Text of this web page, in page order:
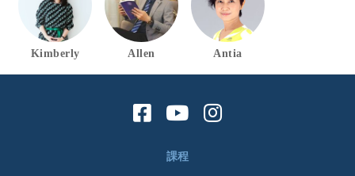
Kimberly Allen Antia
課程